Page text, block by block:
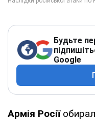
Будьте
Google
Армія Росії